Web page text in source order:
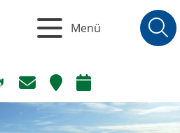
Menü